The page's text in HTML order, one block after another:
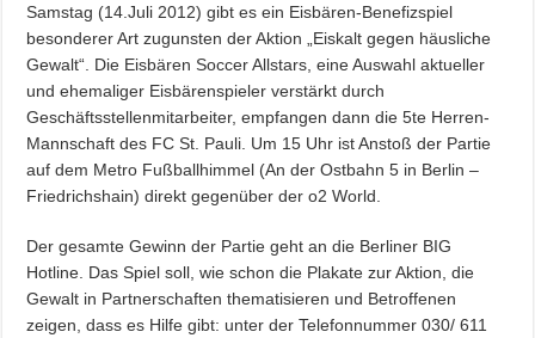
Samstag (14.Juli 2012) gibt es ein Eisbären-Benefizspiel
besonderer Art zugunsten der Aktion „Eiskalt gegen häusliche
Gewalt“. Die Eisbären Soccer Allstars, eine Auswahl aktueller
und ehemaliger Eisbärenspieler verstärkt durch
Geschäftsstellenmitarbeiter, empfangen dann die 5te Herren-
Mannschaft des FC St. Pauli. Um 15 Uhr ist Anstoß der Partie
auf dem Metro Fußballhimmel (An der Ostbahn 5 in Berlin –
Friedrichshain) direkt gegenüber der o2 World.
Der gesamte Gewinn der Partie geht an die Berliner BIG
Hotline. Das Spiel soll, wie schon die Plakate zur Aktion, die
Gewalt in Partnerschaften thematisieren und Betroffenen
zeigen, dass es Hilfe gibt: unter der Telefonnummer 030/ 611